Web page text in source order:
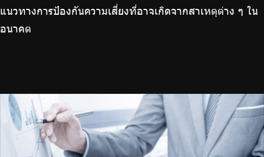
แนวทางการป้องกันความเสี่ยงที่อาจเกิดจากสาเหตุต่าง ๆ ใน
อนาคต